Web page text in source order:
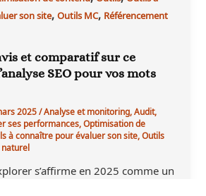
son site,Outils MC, Référencement
et comparatif sur ce
SEO pour vos mots
2025/Analyse et monitoring,Audit,
ses performances,Optimisation de
à connaître pour évaluer son site,Outils
s’affirme en 2025 comme un